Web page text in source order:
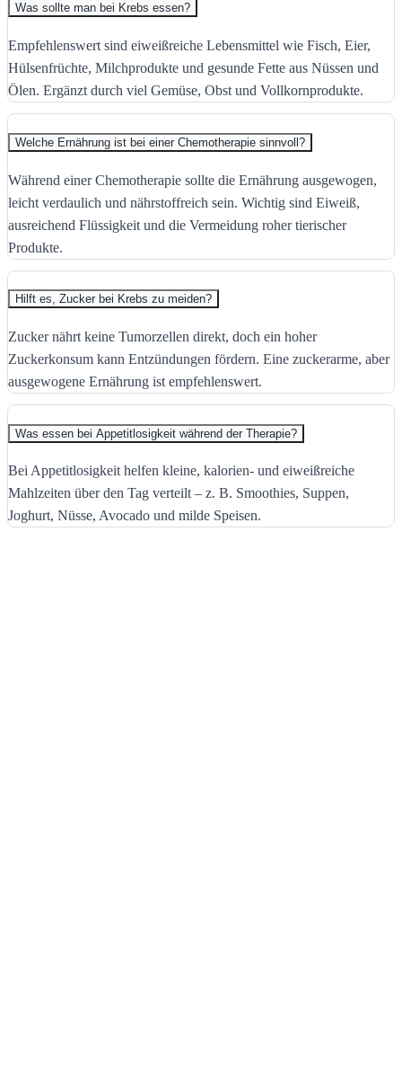
Was sollte man bei Krebs essen?
Empfehlenswert sind eiweißreiche Lebensmittel wie Fisch, Eier,
Hülsenfrüchte, Milchprodukte und gesunde Fette aus Nüssen und
Ölen. Ergänzt durch viel Gemüse, Obst und Vollkornprodukte.
Welche Ernährung ist bei einer Chemotherapie sinnvoll?
Während einer Chemotherapie sollte die Ernährung ausgewogen,
leicht verdaulich und nährstoffreich sein. Wichtig sind Eiweiß,
ausreichend Flüssigkeit und die Vermeidung roher tierischer
Produkte.
Hilft es, Zucker bei Krebs zu meiden?
Zucker nährt keine Tumorzellen direkt, doch ein hoher
Zuckerkonsum kann Entzündungen fördern. Eine zuckerarme, aber
ausgewogene Ernährung ist empfehlenswert.
Was essen bei Appetitlosigkeit während der Therapie?
Bei Appetitlosigkeit helfen kleine, kalorien- und eiweißreiche
Mahlzeiten über den Tag verteilt – z. B. Smoothies, Suppen,
Joghurt, Nüsse, Avocado und milde Speisen.